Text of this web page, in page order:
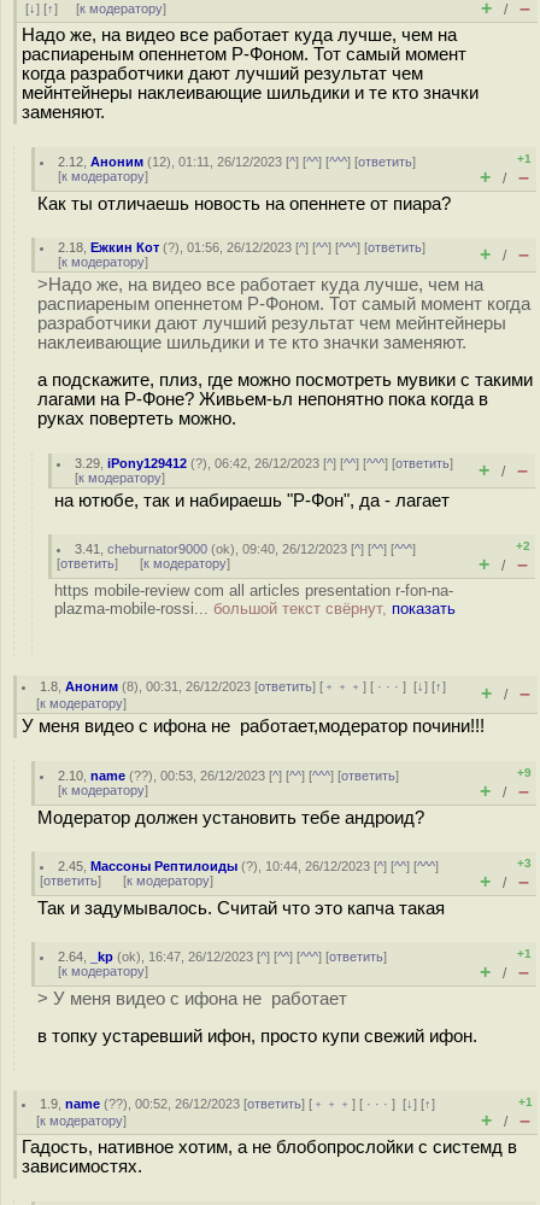
[↓] [↑] [к модератору] + / –
Надо же, на видео все работает куда лучше, чем на
распиареным опеннетом Р-Фоном. Тот самый момент
когда разработчики дают лучший результат чем
мейнтейнеры наклеивающие шильдики и те кто значки
заменяют.
2.12 ,Аноним (12), 01:11, 26/12/2023 [^] [^^] [^^^] [ответить]
[к модератору]
+1
+ / –
Как ты отличаешь новость на опеннете от пиара?
2.18 ,Ежкин Кот (?), 01:56, 26/12/2023 [^] [^^] [^^^] [ответить]
[к модератору] + / –
>Надо же, на видео все работает куда лучше, чем на
распиареным опеннетом Р-Фоном. Тот самый момент когда
разработчики дают лучший результат чем мейнтейнеры
наклеивающие шильдики и те кто значки заменяют.
а подскажите, плиз, где можно посмотреть мувики с такими
лагами на Р-Фоне? Живьем-ьл непонятно пока когда в
руках повертеть можно.
3.29 ,iPony129412 (?), 06:42, 26/12/2023 [^] [^^] [^^^] [ответить]
[к модератору] + / –
на ютюбе, так и набираешь "Р-Фон", да - лагает
3.41 ,cheburnator9000 (ok), 09:40, 26/12/2023 [^] [^^] [^^^]
[ответить] [к модератору]
+2
+ / –
https mobile-review com all articles presentation r-fon-na-
plazma-mobile-rossi... большой текст свёрнут, показать
1.8 ,Аноним (8), 00:31, 26/12/2023 [ответить] [ ﹢﹢﹢] [ · · ·][↓] [↑]
[к модератору] + / –
У меня видео с ифона не работает,модератор почини!!!
2.10 ,name (??), 00:53, 26/12/2023 [^] [^^] [^^^] [ответить]
[к модератору]
+9
+ / –
Модератор должен установить тебе андроид?
2.45 ,Массоны Рептилоиды (?), 10:44, 26/12/2023 [^] [^^] [^^^]
[ответить] [к модератору]
+3
+ / –
Так и задумывалось. Считай что это капча такая
2.64 _kp (ok), 16:47, 26/12/2023 [^] [^^] [^^^] [ответить]
[к модератору]
+1
+ / –
> У меня видео с ифона не работает
в топку устаревший ифон, просто купи свежий ифон.
1.9 ,name (??), 00:52, 26/12/2023 [ответить] [ ﹢﹢﹢] [ · · ·][↓] [↑]
[к модератору]
+1
+ / –
Гадость, нативное хотим, а не блобопрослойки с системд в
зависимостях.